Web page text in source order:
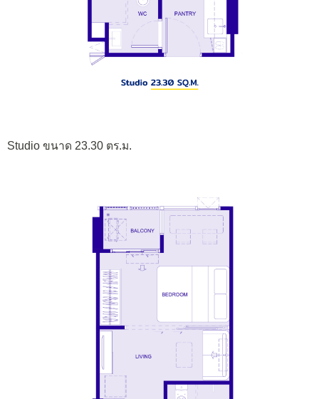
Studio ขนาด 23.30 ตร.ม.